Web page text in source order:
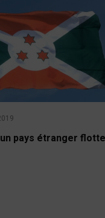
pays étranger flotte